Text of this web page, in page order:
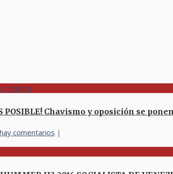
Política
POSIBLE! Chavismo y oposición se
comentarios |